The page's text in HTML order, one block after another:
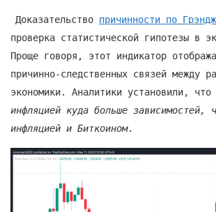
Доказательство причинности по
проверка статистической гипотезы в
Проще говоря, этот индикатор
причинно-следственных связей между
экономики. Аналитики установили, что
инфляцией куда больше зависимостей,
инфляцией и Биткоином.